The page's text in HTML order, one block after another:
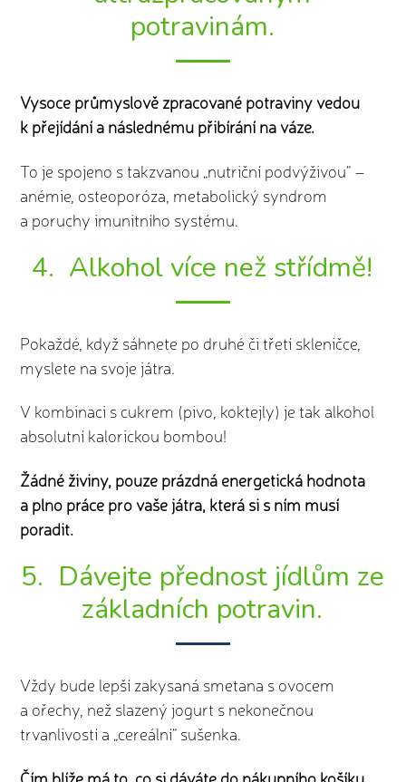
potravinám.
Vysoce průmyslově zpracované potraviny vedou
k přejídání a následnému přibírání na váze.
To je spojeno s takzvanou „nutriční podvýživou“ –
anémie, osteoporóza, metabolický syndrom
a poruchy imunitního systému.
4. Alkohol více než střídmě!
Pokaždé, když sáhnete po druhé či třetí skleničce,
myslete na svoje játra.
V kombinaci s cukrem (pivo, koktejly) je tak alkohol
absolutní kalorickou bombou!
Žádné živiny, pouze prázdná energetická hodnota
a plno práce pro vaše játra, která si s ním musí
poradit.
5. Dávejte přednost jídlům ze
základních potravin.
Vždy bude lepší zakysaná smetana s ovocem
a ořechy, než slazený jogurt s nekonečnou
trvanlivostí a „cereální“ sušenka.
Čím blíže má to, co si dáváte do nákupního košíku